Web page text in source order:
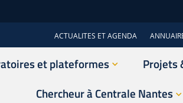
ACTUALITES ET AGENDA
et plateformes Projets
Chercheur à Centrale Nantes